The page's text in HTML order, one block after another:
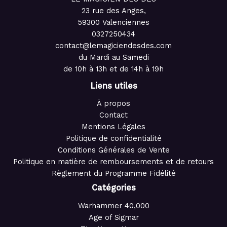
23 rue des Anges,
59300 Valenciennes
0327250434
contact@lemagiciendesdes.com
du Mardi au Samedi
de 10h à 13h et de 14h à 19h
Liens utiles
À propos
Contact
Mentions Légales
Politique de confidentialité
Conditions Générales de Vente
Politique en matière de remboursements et de retours
Règlement du Programme Fidélité
Catégories
Warhammer 40,000
Age of Sigmar